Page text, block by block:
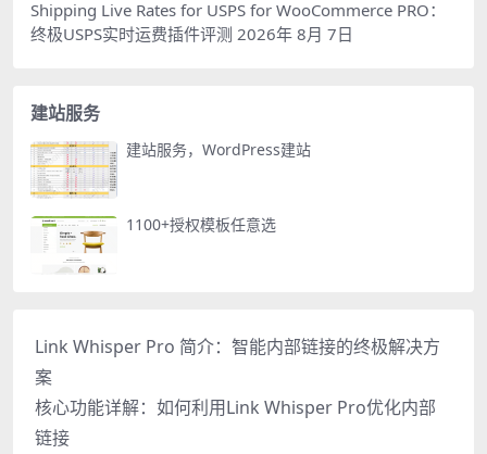
Shipping Live Rates for USPS for WooCommerce PRO：
终极USPS实时运费插件评测 2026年 8月 7日
建站服务
建站服务，WordPress建站
1100+授权模板任意选
Link Whisper Pro 简介：智能内部链接的终极解决方
案
核心功能详解：如何利用Link Whisper Pro优化内部
链接